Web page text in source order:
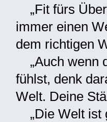
„Fit fürs
immer einen
dem richtigen
„Auch wenn
fühlst, denk
Welt. Deine
„Die Welt ist